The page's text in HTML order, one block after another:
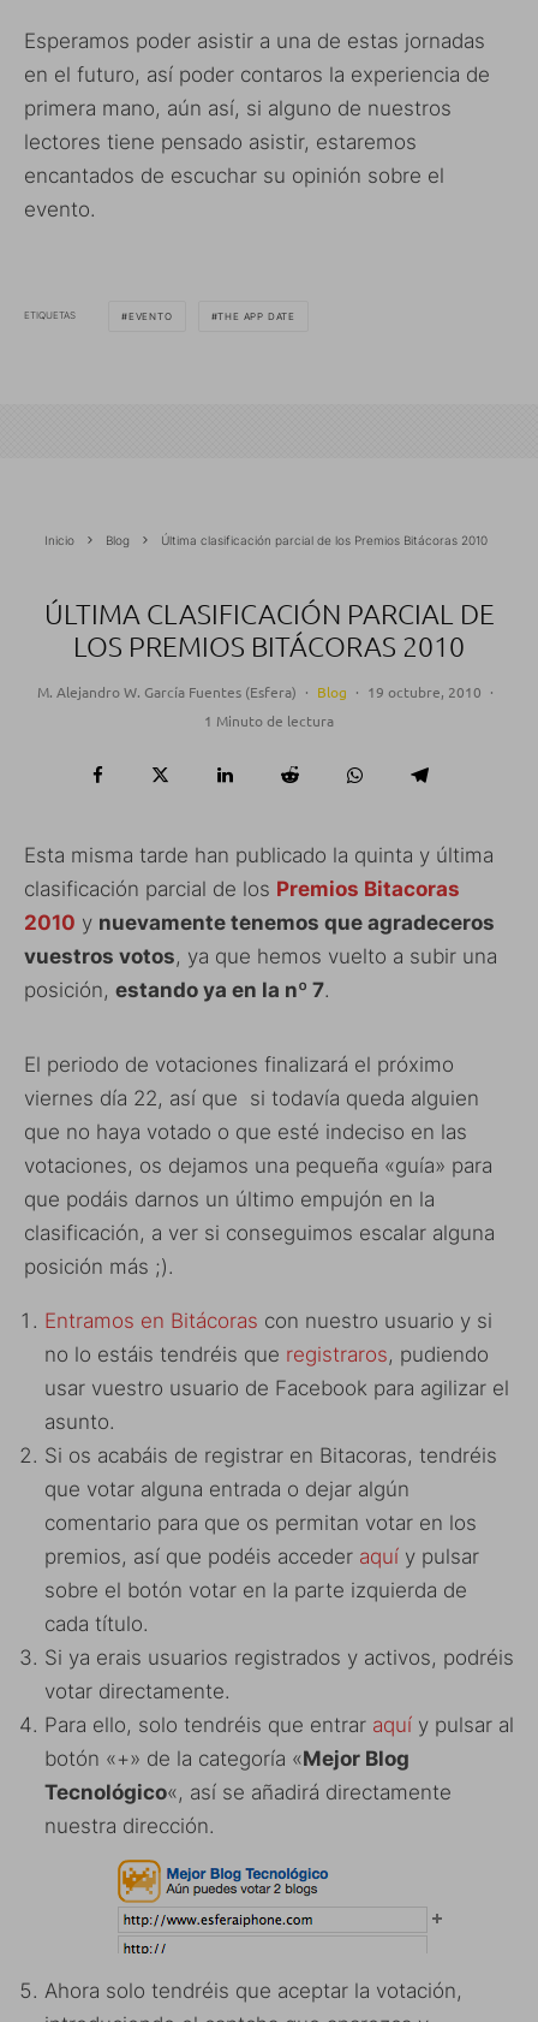
Esperamos poder asistir a una de estas jornadas
en el futuro, así poder contaros la experiencia de
primera mano, aún así, si alguno de nuestros
lectores tiene pensado asistir, estaremos
encantados de escuchar su opinión sobre el
evento.
ETIQUETAS EVENTO THE APP DATE
Inicio Blog Última clasificación parcial de los Premios Bitácoras 2010
ÚLTIMA CLASIFICACIÓN PARCIAL DE
LOS PREMIOS BITÁCORAS 2010
M. Alejandro W. García Fuentes (Esfera) · Blog · 19 octubre, 2010 ·
1 Minuto de lectura
Esta misma tarde han publicado la quinta y última
clasificación parcial de los Premios Bitacoras
2010 y nuevamente tenemos que agradeceros
vuestros votos, ya que hemos vuelto a subir una
posición, estando ya en la nº 7.
El periodo de votaciones finalizará el próximo
viernes día 22, así que si todavía queda alguien
que no haya votado o que esté indeciso en las
votaciones, os dejamos una pequeña «guía» para
que podáis darnos un último empujón en la
clasificación, a ver si conseguimos escalar alguna
posición más ;).
Entramos en Bitácoras con nuestro usuario y si
no lo estáis tendréis que registraros, pudiendo
usar vuestro usuario de Facebook para agilizar el
asunto.
Si os acabáis de registrar en Bitacoras, tendréis
que votar alguna entrada o dejar algún
comentario para que os permitan votar en los
premios, así que podéis acceder aquí y pulsar
sobre el botón votar en la parte izquierda de
cada título.
Si ya erais usuarios registrados y activos, podréis
votar directamente.
Para ello, solo tendréis que entrar aquí y pulsar al
botón «+» de la categoría «Mejor Blog
Tecnológico«, así se añadirá directamente
nuestra dirección.
Ahora solo tendréis que aceptar la votación,